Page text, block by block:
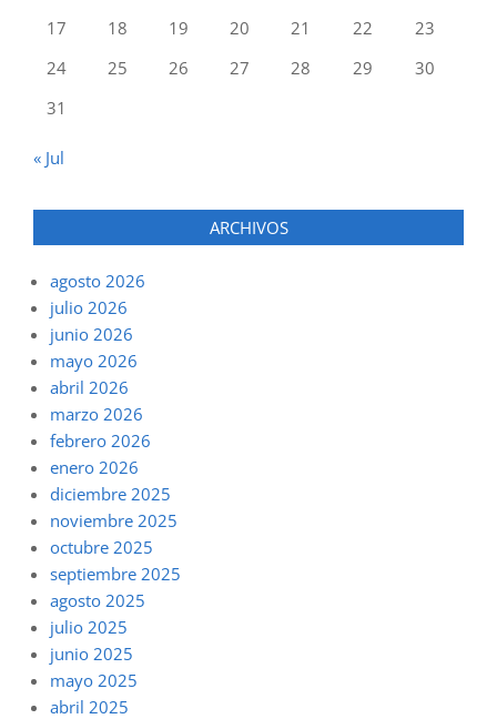
17
18 19 20 21 22
23
24
25 26 27 28 29
30
31
« Jul
ARCHIVOS
agosto 2026
julio 2026
junio 2026
mayo 2026
abril 2026
marzo 2026
febrero 2026
enero 2026
diciembre 2025
noviembre 2025
octubre 2025
septiembre 2025
agosto 2025
julio 2025
junio 2025
mayo 2025
abril 2025